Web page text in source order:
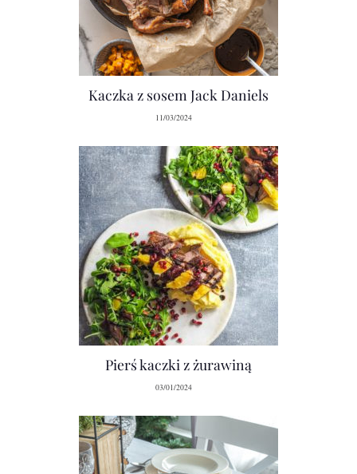
Kaczka z sosem Jack Daniels
11/03/2024
Pierś kaczki z żurawiną
03/01/2024